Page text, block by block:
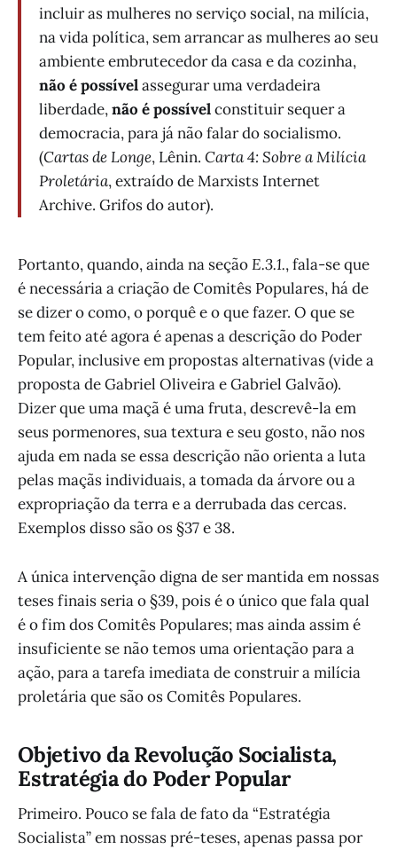
incluir as mulheres no serviço social, na milícia,
na vida política, sem arrancar as mulheres ao seu
ambiente embrutecedor da casa e da cozinha,
não é possívelassegurar uma verdadeira
liberdade,não é possívelconstituir sequer a
democracia, para já não falar do socialismo.
(Cartas de Longe, Lênin. Carta 4: Sobre a Milícia
Proletária, extraído de Marxists Internet
Archive. Grifos do autor).
Portanto, quando, ainda na seçãoE.3.1., fala-se que
é necessária a criação de Comitês Populares, há de
se dizer o como, o porquê e o que fazer. O que se
tem feito até agora é apenas a descrição do Poder
Popular, inclusive em propostas alternativas (vide a
proposta de Gabriel Oliveira e Gabriel Galvão).
Dizer que uma maçã é uma fruta, descrevê-la em
seus pormenores, sua textura e seu gosto, não nos
ajuda em nada se essa descrição não orienta a luta
pelas maçãs individuais, a tomada da árvore ou a
expropriação da terra e a derrubada das cercas.
Exemplos disso são os §37 e 38.
A única intervenção digna de ser mantida em nossas
teses finais seria o §39, pois é o único que fala qual
é o fim dos Comitês Populares; mas ainda assim é
insuficiente se não temos uma orientação para a
ação, para a tarefa imediata de construir a milícia
proletária que são os Comitês Populares.
Objetivo da Revolução Socialista,
Estratégia do Poder Popular
Primeiro. Pouco se fala de fato da “Estratégia
Socialista” em nossas pré-teses, apenas passa por